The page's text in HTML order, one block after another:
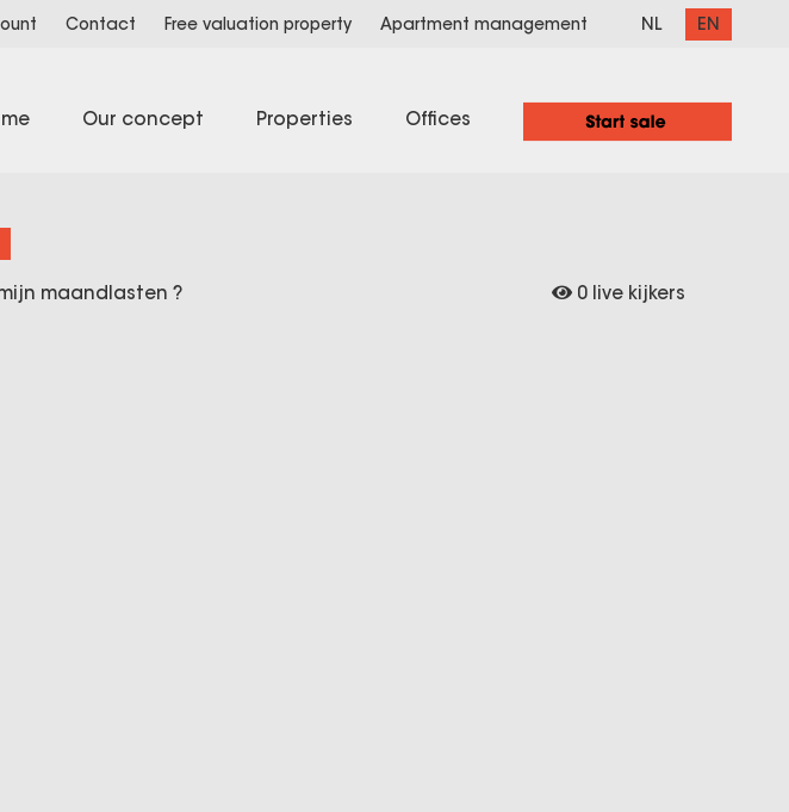
Contact Free valuation property Apartment management NL EN
Our concept Properties Offices
maandlasten ? 0 live kijkers